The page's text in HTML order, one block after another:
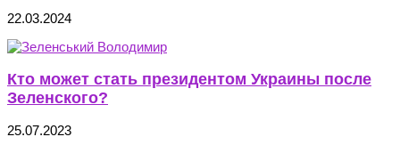
22.03.2024
Кто может стать президентом Украины после
Зеленского?
25.07.2023